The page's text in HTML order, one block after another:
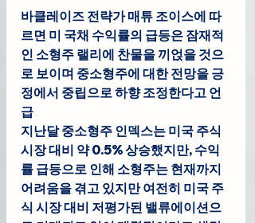
바클레이즈 전략가 매튜 조이스에 따
르면 미 국채 수익률의 급등은 잠재적
인 소형주 랠리에 찬물을 끼얹을 것으
로 보이며 중소형주에 대한 전망을 긍
정에서 중립으로 하향 조정한다고 언
급
지난달 중소형주 인덱스는 미국 주식
시장 대비 약 0.5% 상승했지만, 수익
률 급등으로 인해 소형주는 현재까지
어려움을 겪고 있지만 여전히 미국 주
식 시장 대비 저평가된 밸류에이션으